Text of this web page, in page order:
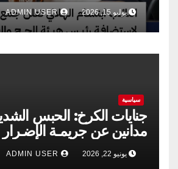
يوليو 15, 2026 ADMIN USER
سياسية
جنايات الكرخ: الحبس
مدانين عن جريمـة الإضـرار
الشركة العامة لتجارة الحبوب
يونيو 22, 2026